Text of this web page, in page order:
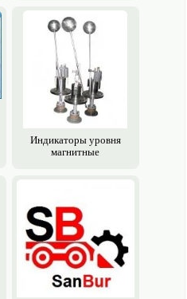
Индикаторы уровня
магнитные